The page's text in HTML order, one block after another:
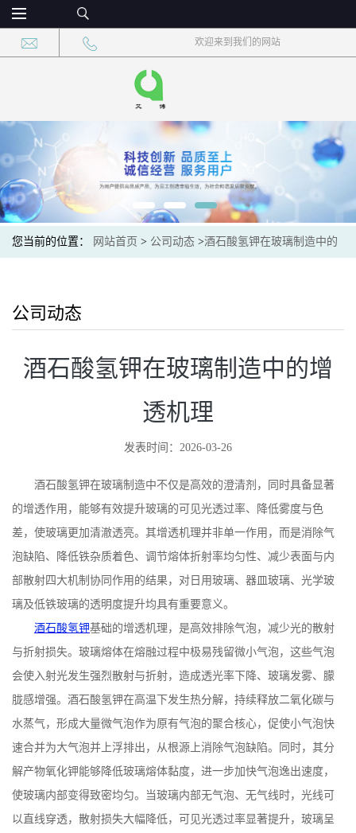
欢迎来到我们的网站
您当前的位置： 网站首页 > 公司动态 >酒石酸氢钾在玻璃制造中的
公司动态
酒石酸氢钾在玻璃制造中的增
透机理
发表时间：2026-03-26
酒石酸氢钾在玻璃制造中不仅是高效的澄清剂，同时具备显著
的增透作用，能够有效提升玻璃的可见光透过率、降低雾度与色
差，使玻璃更加清澈透亮。其增透机理并非单一作用，而是消除气
泡缺陷、降低铁杂质着色、调节熔体折射率均匀性、减少表面与内
部散射四大机制协同作用的结果，对日用玻璃、器皿玻璃、光学玻
璃及低铁玻璃的透明度提升均具有重要意义。
酒石酸氢钾基础的增透机理，是高效排除气泡，减少光的散射
与折射损失。玻璃熔体在熔融过程中极易残留微小气泡，这些气泡
会使入射光发生强烈散射与折射，造成透光率下降、玻璃发雾、朦
胧感增强。酒石酸氢钾在高温下发生热分解，持续释放二氧化碳与
水蒸气，形成大量微气泡作为原有气泡的聚合核心，促使小气泡快
速合并为大气泡并上浮排出，从根源上消除气泡缺陷。同时，其分
解产物氧化钾能够降低玻璃熔体黏度，进一步加快气泡逸出速度，
使玻璃内部变得致密均匀。当玻璃内部无气泡、无气线时，光线可
以直线穿透，散射损失大幅降低，可见光透过率显著提升，玻璃呈